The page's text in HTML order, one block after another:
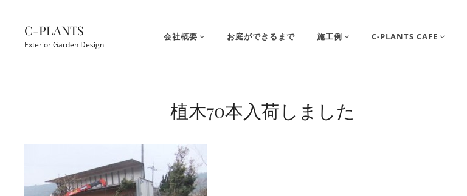
C-PLANTS
Exterior Garden Design
会社概要 お庭ができるまで 施工例 C-PLANTS CAFE
植木70本入荷しました